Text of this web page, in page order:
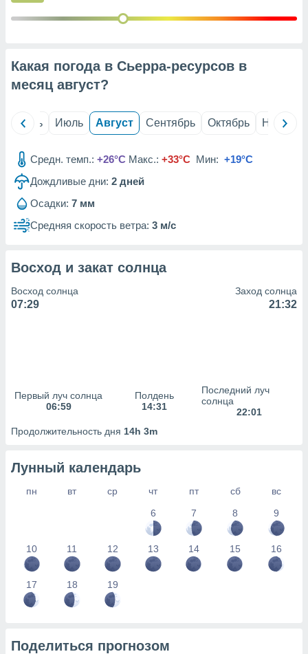
Какая погода в Сьерра-ресурсов в
месяц август?
Июнь Июль Август Сентябрь Октябрь Ноябрь
Средн. темп.: +26°C Макс.: +33°C Мин: +19°C
Дождливые дни: 2 дней
Осадки: 7 мм
Средняя скорость ветра: 3 м/с
Восход и закат солнца
Восход солнца
07:29
Заход солнца
21:32
Первый луч солнца
06:59
Полдень
14:31
Последний луч
солнца
22:01
Продолжительность дня 14h 3m
Лунный календарь
пн вт ср чт пт сб
вс
6
7 8 9
10 11 12 13 14 15 16
17 18 19
Поделиться прогнозом